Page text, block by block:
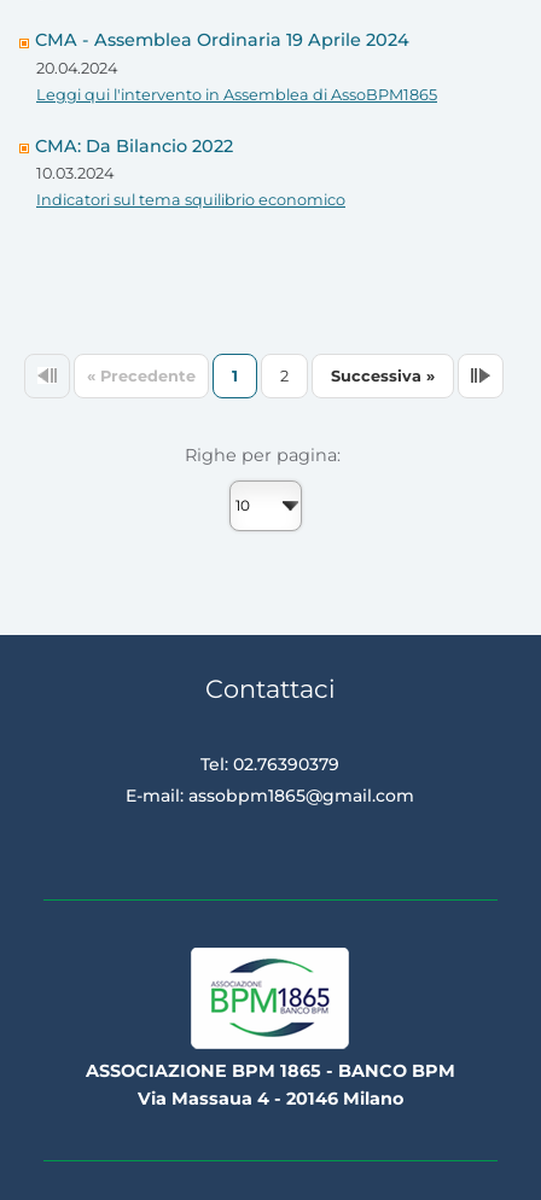
CMA - Assemblea Ordinaria 19 Aprile 2024
20.04.2024
Leggi qui l'intervento in Assemblea di AssoBPM1865
CMA: Da Bilancio 2022
10.03.2024
Indicatori sul tema squilibrio economico
« Precedente 1 2 Successiva »
Righe per pagina:
Contattaci
Tel: 02.76390379
E-mail:assobpm1865@gmail.com
ASSOCIAZIONE BPM 1865 - BANCO BPM
Via Massaua 4 - 20146 Milano